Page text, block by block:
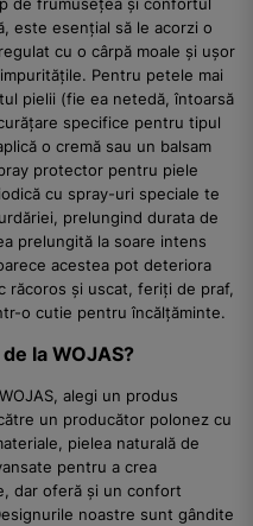
de frumusețea și confortul
este esențial să le acorzi o
cu o cârpă moale și ușor
Pentru petele mai
pielii (fie ea netedă, întoarsă
specifice pentru tipul
o cremă sau un balsam
protector pentru piele
cu spray-uri speciale te
prelungind durata de
prelungită la soare intens
acestea pot deteriora
răcoros și uscat, feriți de praf,
o cutie pentru încălțăminte.
la WOJAS?
alegi un produs
un producător polonez cu
pielea naturală de
pentru a crea
dar oferă și un confort
noastre sunt gândite